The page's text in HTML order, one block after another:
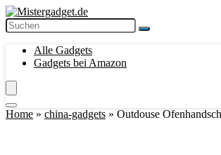
Alle Gadgets
Gadgets bei Amazon
Home » china-gadgets » Outdouse